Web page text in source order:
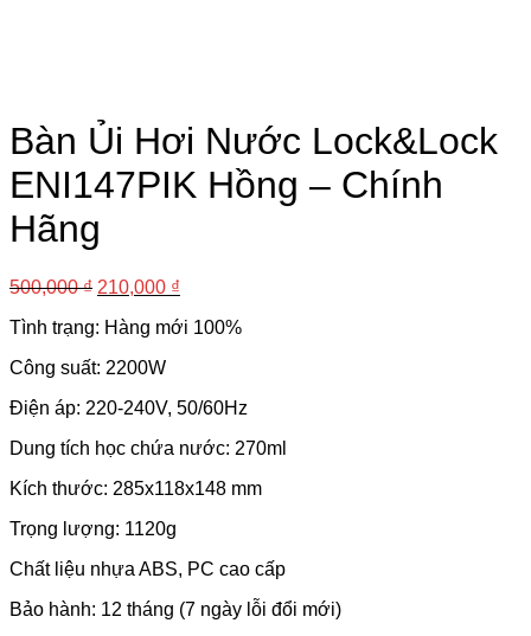
Bàn Ủi Hơi Nước Lock&Lock
ENI147PIK Hồng – Chính
Hãng
500,000₫ 210,000 ₫
Tình trạng: Hàng mới 100%
Công suất: 2200W
Điện áp: 220-240V, 50/60Hz
Dung tích học chứa nước: 270ml
Kích thước: 285x118x148 mm
Trọng lượng: 1120g
Chất liệu nhựa ABS, PC cao cấp
Bảo hành: 12 tháng (7 ngày lỗi đổi mới)